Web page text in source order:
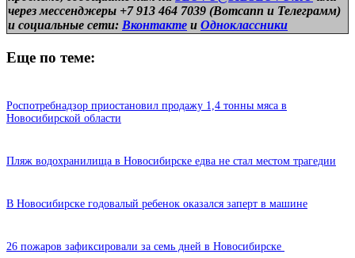
через мессенджеры +7 913 464 7039 (Вотсапп и Телеграмм)
и социальные сети: Вконтакте и Одноклассники
Еще по теме:
Роспотребнадзор приостановил продажу 1,4 тонны мяса в
Новосибирской области
Пляж водохранилища в Новосибирске едва не стал местом трагедии
В Новосибирске годовалый ребенок оказался заперт в машине
26 пожаров зафиксировали за семь дней в Новосибирске